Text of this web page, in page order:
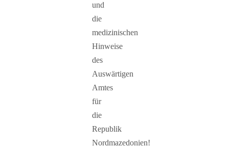
und
die
medizinischen
Hinweise
des
Auswärtigen
Amtes
für
die
Republik
Nordmazedonien!